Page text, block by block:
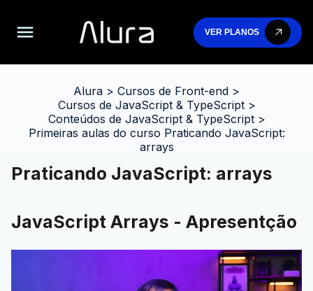
VER PLANOS
Alura > Cursos de Front-end >
Cursos de JavaScript & TypeScript>
Conteúdos de JavaScript & TypeScript>
Primeiras aulas do curso Praticando JavaScript:
arrays
Praticando JavaScript: arrays
JavaScript Arrays - Apresentção